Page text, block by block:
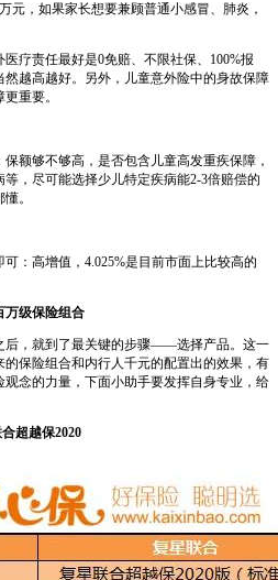
元，如果家长想要兼顾普通小感冒、肺炎，
疗责任最好是0免赔、不限社保、100%报
越高越好。另外，儿童意外险中的身故保障
重要。
额够不够高，是否包含儿童高发重疾保障，
，尽可能选择少儿特定疾病能2-3倍赔偿的
。
高增值，4.025%是目前市面上比较高的
万级保险组合
，就到了最关键的步骤——选择产品。这一
保险组合和内行人千元的配置出的效果，有
念的力量，下面小助手要发挥自身专业，给
超越保2020